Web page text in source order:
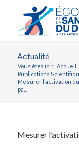
Actualité
Vous êtes ici : Accueil
Publications
Mesurer l’activation
pa...
Mesurer